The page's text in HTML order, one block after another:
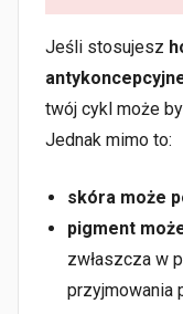
Jeśli stosujesz
twój cykl może
Jednak mimo to:
skóra może
pigment
zwłaszcza w
przyjmowania